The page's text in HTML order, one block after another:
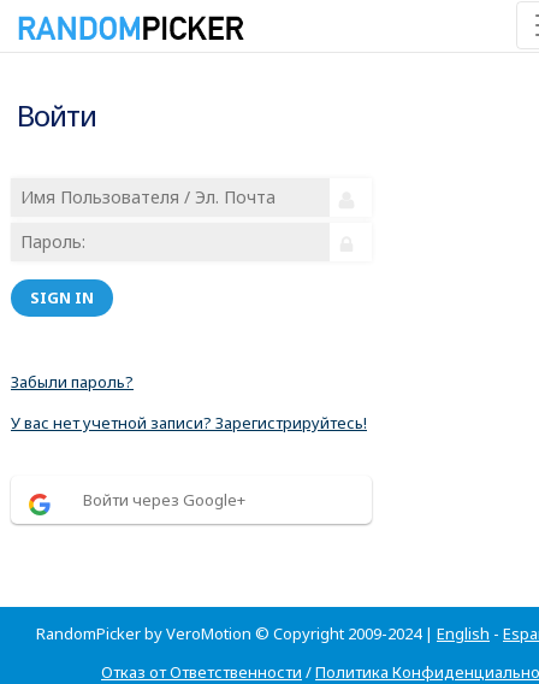
Войти
SIGN IN
Забыли пароль?
У вас нет учетной записи? Зарегистрируйтесь!
Войти через Google+
RandomPicker by VeroMotion © Copyright 2009-2024 | English -
Отказ от Ответственности /Политика